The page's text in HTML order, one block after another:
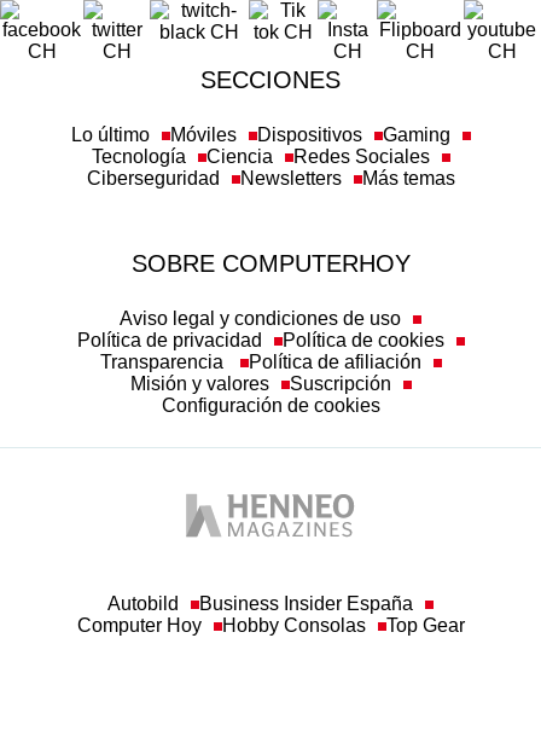
SECCIONES
Tecnología
Ciencia
Redes Sociales
Ciberseguridad
Newsletters Más temas
Política de privacidad
Política de cookies
Transparencia
Política de afiliación
Misión y valores
Suscripción
Configuración de cookies
Computer Hoy
Hobby Consolas Top Gear